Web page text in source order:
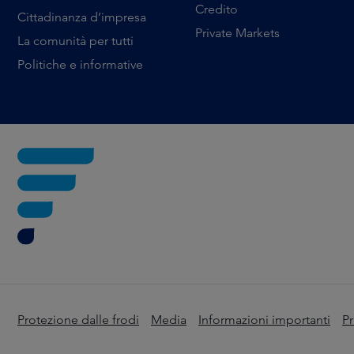
Cittadinanza d’impresa
La comunità per tutti
Politiche e informative
Credito
Private Markets
Protezione dalle frodi Media Informazioni importanti